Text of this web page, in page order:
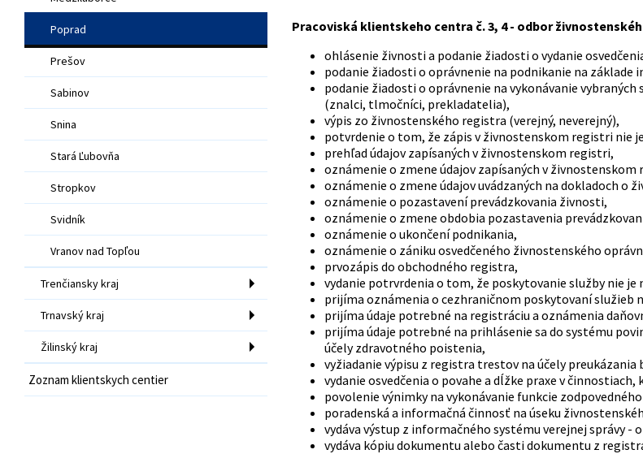
Poprad
Prešov
Sabinov
Snina
Stará Ľubovňa
Stropkov
Svidník
Vranov nad Topľou
Trenčiansky kraj
Trnavský kraj
Žilinský kraj
Zoznam klientskych centier
Pracoviská klientskeho centra č. 3, 4 - odbor
ohlásenie živnosti a podanie žiadosti o vydanie
podanie žiadosti o oprávnenie na podnikanie na základe
podanie žiadosti o oprávnenie na vykonávanie
(znalci, tlmočníci, prekladatelia),
výpis zo živnostenského registra (verejný, neverejný),
potvrdenie o tom, že zápis v živnostenskom registri nie
prehľad údajov zapísaných v živnostenskom registri,
oznámenie o zmene údajov zapísaných v živnostenskom
oznámenie o zmene údajov uvádzaných na dokladoch o
oznámenie o pozastavení prevádzkovania živnosti,
oznámenie o zmene obdobia pozastavenia
oznámenie o ukončení podnikania,
oznámenie o zániku osvedčeného živnostenského
prvozápis do obchodného registra,
vydanie potrvrdenia o tom, že poskytovanie služby nie
prijíma oznámenia o cezhraničnom poskytovaní služieb
prijíma údaje potrebné na registráciu a oznámenia
prijíma údaje potrebné na prihlásenie sa do systému
účely zdravotného poistenia,
vyžiadanie výpisu z registra trestov na účely
vydanie osvedčenia o povahe a dĺžke praxe v
povolenie výnimky na vykonávanie funkcie
poradenská a informačná činnosť na úseku
vydáva výstup z informačného systému verejnej správy -
vydáva kópiu dokumentu alebo časti dokumentu z